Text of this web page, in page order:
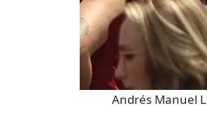
Andrés Manuel